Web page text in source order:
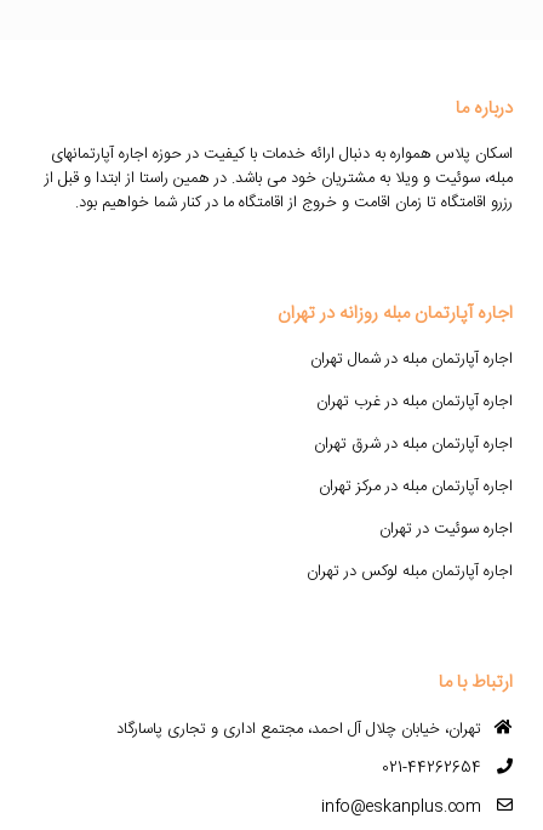
درباره ما
اسکان پلاس همواره به دنبال ارائه خدمات با کیفیت در حوزه اجاره آپارتمانهای
مبله، سوئیت و ویلا به مشتریان خود می باشد. در همین راستا از ابتدا و قبل از
رزرو اقامتگاه تا زمان اقامت و خروج از اقامتگاه ما در کنار شما خواهیم بود.
اجاره آپارتمان مبله روزانه در تهران
اجاره آپارتمان مبله در شمال تهران
اجاره آپارتمان مبله در غرب تهران
اجاره آپارتمان مبله در شرق تهران
اجاره آپارتمان مبله در مرکز تهران
اجاره سوئیت در تهران
اجاره آپارتمان مبله لوکس در تهران
ارتباط با ما
تهران، خیابان چلال آل احمد، مجتمع اداری و تجاری پاسارگاد
021-44262654
info@eskanplus.com